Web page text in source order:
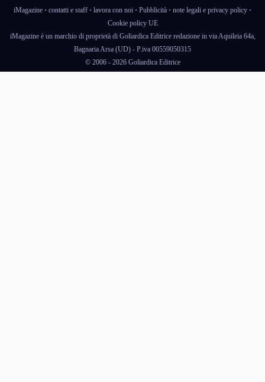
iMagazine · contatti e staff · lavora con noi · Pubblicità · note legali e privacy policy ·
Cookie policy UE
iMagazine è un marchio di proprietà di Goliardica Editrice redazione in via Aquileia 64a,
Bagnaria Arsa (UD) - P.iva 00559050315
© 2006 - 2026 Goliardica Editrice